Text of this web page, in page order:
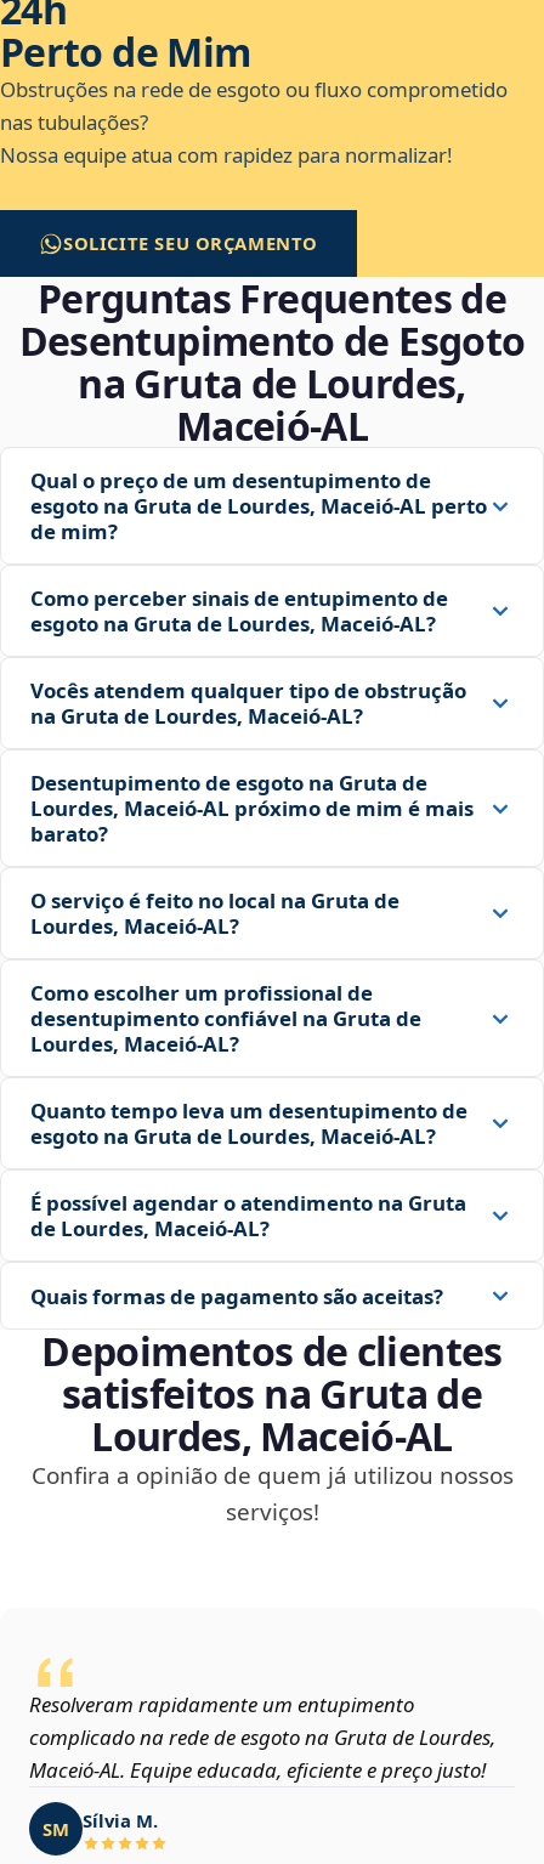
Perto de Mim
Obstruções na rede de esgoto ou fluxo comprometido
nas tubulações?
Nossa equipe atua com rapidez para normalizar!
SOLICITE SEU ORÇAMENTO
Perguntas Frequentes de
Desentupimento de Esgoto
na Gruta de Lourdes,
Maceió‑AL
Qual o preço de um desentupimento de
esgoto na Gruta de Lourdes, Maceió‑AL perto
de mim?
Como perceber sinais de entupimento de
esgoto na Gruta de Lourdes, Maceió‑AL?
Vocês atendem qualquer tipo de obstrução
na Gruta de Lourdes, Maceió‑AL?
Desentupimento de esgoto na Gruta de
Lourdes, Maceió‑AL próximo de mim é mais
barato?
O serviço é feito no local na Gruta de
Lourdes, Maceió‑AL?
Como escolher um profissional de
desentupimento confiável na Gruta de
Lourdes, Maceió‑AL?
Quanto tempo leva um desentupimento de
esgoto na Gruta de Lourdes, Maceió‑AL?
É possível agendar o atendimento na Gruta
de Lourdes, Maceió‑AL?
Quais formas de pagamento são aceitas?
Depoimentos de clientes
satisfeitos na Gruta de
Lourdes, Maceió‑AL
Confira a opinião de quem já utilizou nossos
serviços!
Resolveram rapidamente um entupimento
complicado na rede de esgoto na Gruta de Lourdes,
Maceió‑AL. Equipe educada, eficiente e preço justo!
SM Sílvia M.